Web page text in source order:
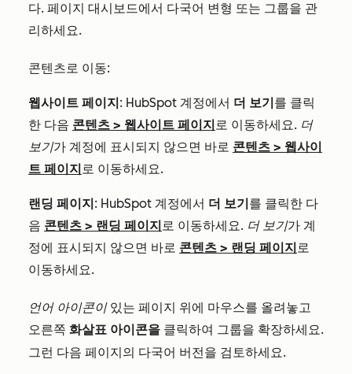
다. 페이지 대시보드에서 다국어 변형 또는 그룹을 관
리하세요.
콘텐츠로 이동:
웹사이트 페이지 : HubSpot 계정에서 더 보기 를 클릭
한 다음 콘텐츠 > 웹사이트 페이지 로 이동하세요. 더
보기가 계정에 표시되지 않으면 바로 콘텐츠 > 웹사이
트 페이지 로 이동하세요.
랜딩 페이지 : HubSpot 계정에서 더 보기 를 클릭한 다
음 콘텐츠 > 랜딩 페이지 로 이동하세요. 더 보기가 계
정에 표시되지 않으면 바로 콘텐츠 > 랜딩 페이지 로
이동하세요.
언어 아이콘이있는 페이지 위에 마우스를 올려놓고
오른쪽 화살표 아이콘을 클릭하여 그룹을 확장하세요.
그런 다음 페이지의 다국어 버전을 검토하세요.